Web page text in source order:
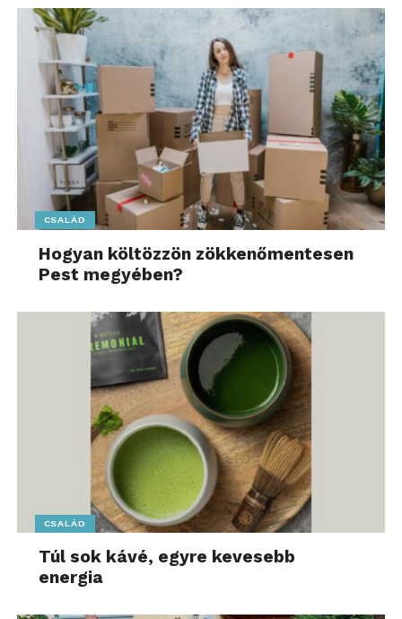
CSALÁD
Hogyan költözzön zökkenőmentesen
Pest megyében?
CSALÁD
Túl sok kávé, egyre kevesebb
energia